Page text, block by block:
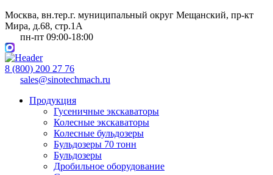
Москва, вн.тер.г. муниципальный округ Мещанский, пр-кт
Мира, д.68, стр.1А
пн-пт 09:00-18:00
8 (800) 200 27 76
sales@sinotechmach.ru
Продукция
Гусеничные экскаваторы
Колесные экскаваторы
Колесные бульдозеры
Бульдозеры 70 тонн
Бульдозеры
Дробильное оборудование